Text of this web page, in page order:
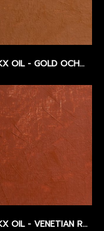
BLOCKX OIL - GOLD OCHRE - SERIES 1
BLOCKX OIL - VENETIAN RED - SERIES 1